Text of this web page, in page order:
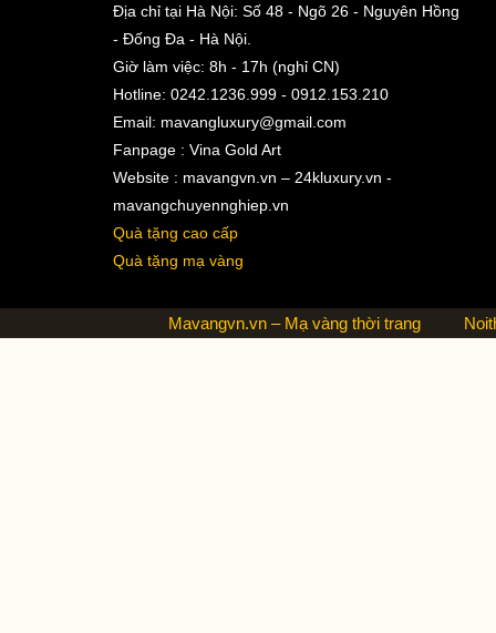
Địa chỉ tại Hà Nội: Số 48 - Ngõ 26 - Nguyên Hồng
- Đống Đa - Hà Nội.
Giờ làm việc: 8h - 17h (nghỉ CN)
Hotline: 0242.1236.999 - 0912.153.210
Email: mavangluxury@gmail.com
Fanpage : Vina Gold Art
Website : mavangvn.vn – 24kluxury.vn -
mavangchuyennghiep.vn
Quà tặng cao cấp
Quà tặng mạ vàng
Mavangvn.vn – Mạ vàng thời trang